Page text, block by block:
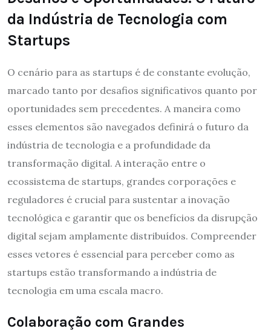
da Indústria de Tecnologia com
Startups
O cenário para as startups é de constante evolução,
marcado tanto por desafios significativos quanto por
oportunidades sem precedentes. A maneira como
esses elementos são navegados definirá o futuro da
indústria de tecnologia e a profundidade da
transformação digital. A interação entre o
ecossistema de startups, grandes corporações e
reguladores é crucial para sustentar a inovação
tecnológica e garantir que os benefícios da disrupção
digital sejam amplamente distribuídos. Compreender
esses vetores é essencial para perceber como as
startups estão transformando a indústria de
tecnologia em uma escala macro.
Colaboração com Grandes